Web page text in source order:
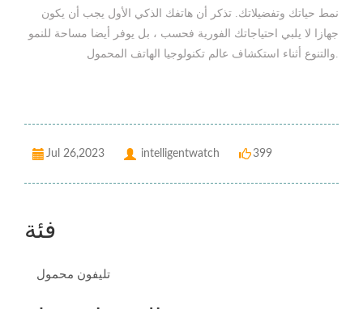
نمط حياتك وتفضيلاتك. تذكر أن هاتفك الذكي الأول يجب أن يكون
جهازا لا يلبي احتياجاتك الفورية فحسب ، بل يوفر أيضا مساحة للنمو
Jul 26,2023 intelligentwatch 399
فئة
تليفون محمول